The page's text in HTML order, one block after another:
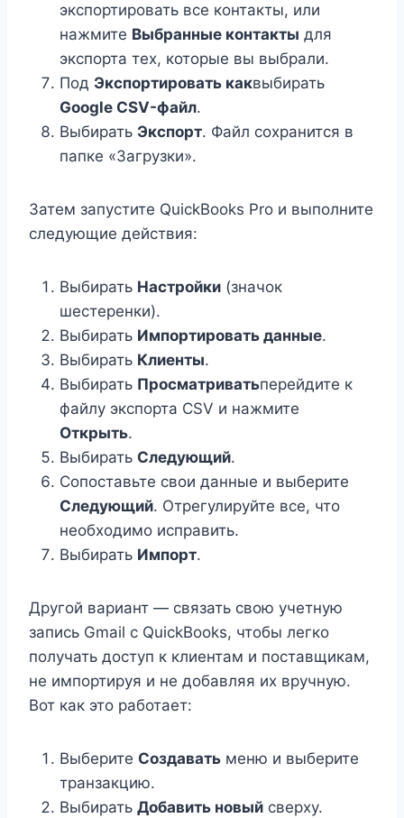
экспортировать все контакты, или
нажмите Выбранные контакты для
экспорта тех, которые вы выбрали.
Под Экспортировать каквыбирать
Google CSV-файл.
Выбирать Экспорт. Файл сохранится в
папке «Загрузки».
Затем запустите QuickBooks Pro и выполните
следующие действия:
Выбирать Настройки (значок
шестеренки).
Выбирать Импортировать данные.
Выбирать Клиенты.
Выбирать Просматриватьперейдите к
файлу экспорта CSV и нажмите
Открыть.
Выбирать Следующий.
Сопоставьте свои данные и выберите
Следующий. Отрегулируйте все, что
необходимо исправить.
Выбирать Импорт.
Другой вариант — связать свою учетную
запись Gmail с QuickBooks, чтобы легко
получать доступ к клиентам и поставщикам,
не импортируя и не добавляя их вручную.
Вот как это работает:
Выберите Создавать меню и выберите
транзакцию.
Выбирать Добавить новый сверху.